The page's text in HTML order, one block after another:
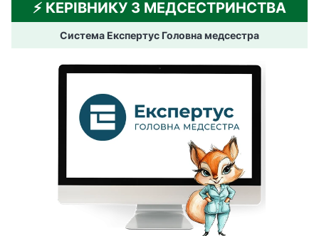
⚡️ КЕРІВНИКУ З МЕДСЕСТРИНСТВА
Система Експертус Головна медсестра